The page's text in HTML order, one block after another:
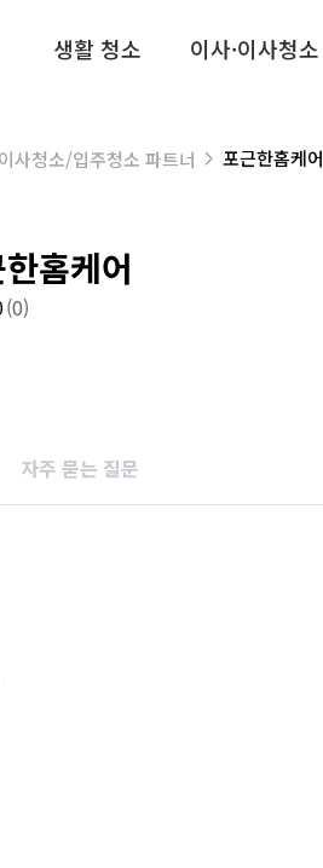
생활 청소 이사·이사청소
이사청소/입주청소 파트너 포근한홈케어
홈케어
(0)
자주 묻는 질문